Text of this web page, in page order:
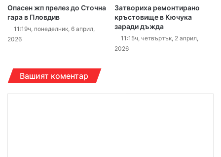
Опасен жп прелез до Сточна
гара в Пловдив
11:19ч, понеделник, 6 април,
2026
Затвориха ремонтирано
кръстовище в Кючука
заради дъжда
11:15ч, четвъртък, 2 април,
2026
Вашият коментар